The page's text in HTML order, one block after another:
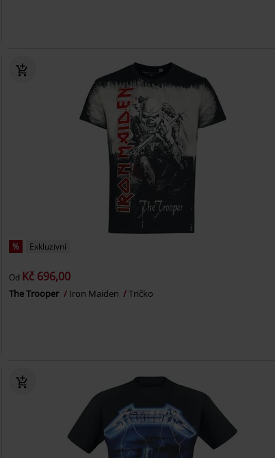
% Exkluzivní
Od Kč 696,00
The Trooper Iron Maiden Tričko